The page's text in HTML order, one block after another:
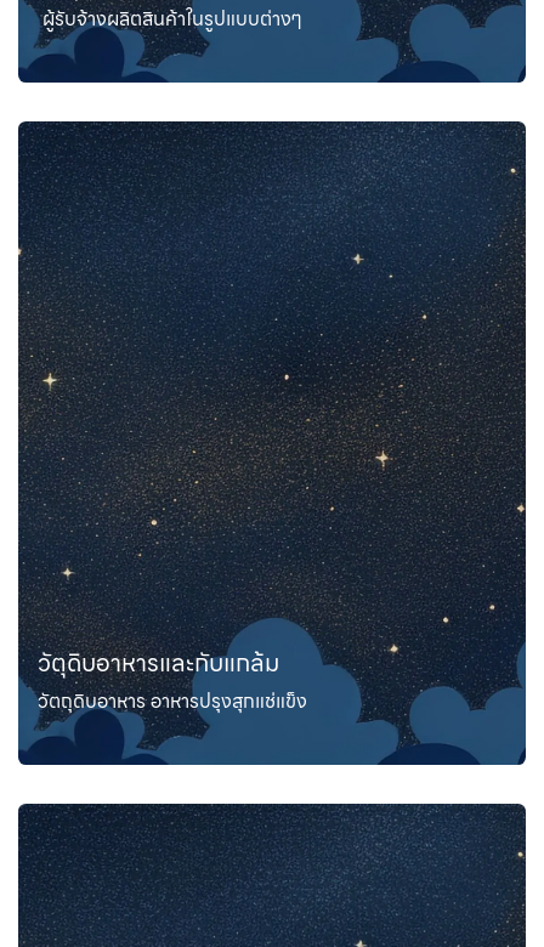
ผู้รับจ้างผลิตสินค้าในรูปแบบต่างๆ
วัตุดิบอาหารและกับแกล้ม
วัตถุดิบอาหาร อาหารปรุงสุกแช่แข็ง